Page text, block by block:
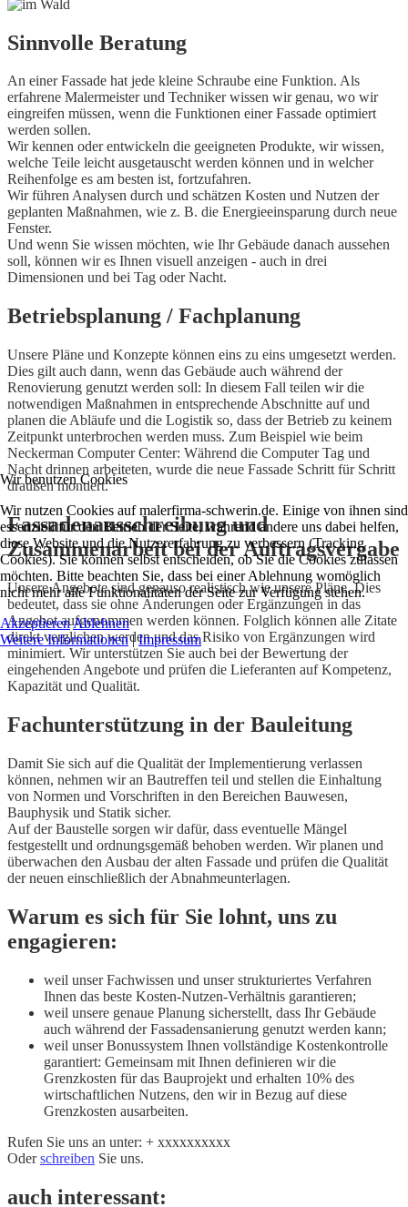
Sinnvolle Beratung
An einer Fassade hat jede kleine Schraube eine Funktion. Als
erfahrene Malermeister und Techniker wissen wir genau, wo wir
eingreifen müssen, wenn die Funktionen einer Fassade optimiert
werden sollen.
Wir kennen oder entwickeln die geeigneten Produkte, wir wissen,
welche Teile leicht ausgetauscht werden können und in welcher
Reihenfolge es am besten ist, fortzufahren.
Wir führen Analysen durch und schätzen Kosten und Nutzen der
geplanten Maßnahmen, wie z. B. die Energieeinsparung durch neue
Fenster.
Und wenn Sie wissen möchten, wie Ihr Gebäude danach aussehen
soll, können wir es Ihnen visuell anzeigen - auch in drei
Dimensionen und bei Tag oder Nacht.
Betriebsplanung / Fachplanung
Unsere Pläne und Konzepte können eins zu eins umgesetzt werden.
Dies gilt auch dann, wenn das Gebäude auch während der
Renovierung genutzt werden soll: In diesem Fall teilen wir die
notwendigen Maßnahmen in entsprechende Abschnitte auf und
planen die Abläufe und die Logistik so, dass der Betrieb zu keinem
Zeitpunkt unterbrochen werden muss. Zum Beispiel wie beim
Neckerman Computer Center: Während die Computer Tag und
Nacht drinnen arbeiteten, wurde die neue Fassade Schritt für Schritt
draußen montiert.
Fassadenausschreibung und
Zusammenarbeit bei der Auftragsvergabe
Unsere Angebote sind genauso realistisch wie unsere Pläne. Dies
bedeutet, dass sie ohne Änderungen oder Ergänzungen in das
Angebot aufgenommen werden können. Folglich können alle Zitate
direkt verglichen werden und das Risiko von Ergänzungen wird
minimiert. Wir unterstützen Sie auch bei der Bewertung der
eingehenden Angebote und prüfen die Lieferanten auf Kompetenz,
Kapazität und Qualität.
Fachunterstützung in der Bauleitung
Damit Sie sich auf die Qualität der Implementierung verlassen
können, nehmen wir an Bautreffen teil und stellen die Einhaltung
von Normen und Vorschriften in den Bereichen Bauwesen,
Bauphysik und Statik sicher.
Auf der Baustelle sorgen wir dafür, dass eventuelle Mängel
festgestellt und ordnungsgemäß behoben werden. Wir planen und
überwachen den Ausbau der alten Fassade und prüfen die Qualität
der neuen einschließlich der Abnahmeunterlagen.
Warum es sich für Sie lohnt, uns zu
engagieren:
weil unser Fachwissen und unser strukturiertes Verfahren
Ihnen das beste Kosten-Nutzen-Verhältnis garantieren;
weil unsere genaue Planung sicherstellt, dass Ihr Gebäude
auch während der Fassadensanierung genutzt werden kann;
weil unser Bonussystem Ihnen vollständige Kostenkontrolle
garantiert: Gemeinsam mit Ihnen definieren wir die
Grenzkosten für das Bauprojekt und erhalten 10% des
wirtschaftlichen Nutzens, den wir in Bezug auf diese
Grenzkosten ausarbeiten.
Rufen Sie uns an unter: + xxxxxxxxxx
Oderschreiben Sie uns.
auch interessant:
Wir benutzen Cookies
Wir nutzen Cookies auf malerfirma-schwerin.de. Einige von ihnen sind
essenziell für den Betrieb der Seite, während andere uns dabei helfen,
diese Website und die Nutzererfahrung zu verbessern (Tracking
Cookies). Sie können selbst entscheiden, ob Sie die Cookies zulassen
möchten. Bitte beachten Sie, dass bei einer Ablehnung womöglich
nicht mehr alle Funktionalitäten der Seite zur Verfügung stehen.
AkzeptierenAblehnen
Weitere Informationen|Impressum